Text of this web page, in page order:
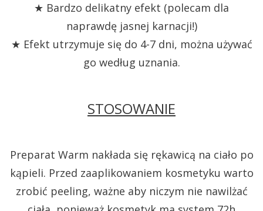
★ Bardzo delikatny efekt (polecam dla
naprawdę jasnej karnacji!)
★ Efekt utrzymuje się do 4-7 dni, można używać
go według uznania.
STOSOWANIE
Preparat Warm nakłada się rękawicą na ciało po
kąpieli. Przed zaaplikowaniem kosmetyku warto
zrobić peeling, ważne aby niczym nie nawilżać